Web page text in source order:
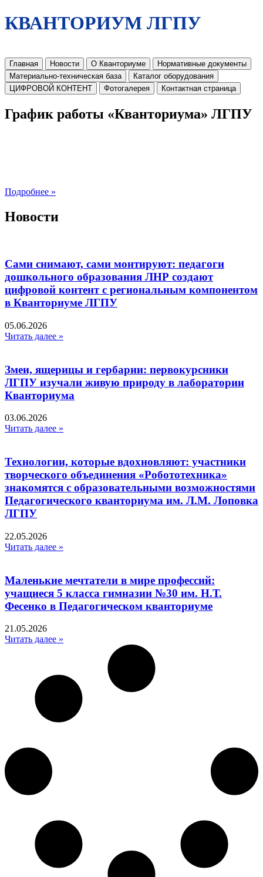
КВАНТОРИУМ ЛГПУ
Главная Новости О Кванториуме
Нормативные документы
Материально-техническая база
Каталог оборудования
ЦИФРОВОЙ КОНТЕНТ
Фотогалерея Контактная страница
График работы «Кванториума» ЛГПУ
Подробнее »
Новости
Сами снимают, сами монтируют: педагоги
дошкольного образования ЛНР создают
цифровой контент с региональным компонентом
в Кванториуме ЛГПУ​
05.06.2026
Читать далее »
Змеи, ящерицы и гербарии: первокурсники
ЛГПУ изучали живую природу в лаборатории
Кванториума
03.06.2026
Читать далее »
Технологии, которые вдохновляют: участники
творческого объединения «Робототехника»
знакомятся с образовательными возможностями
Педагогического кванториума им. Л.М. Лоповка
ЛГПУ
22.05.2026
Читать далее »
Маленькие мечтатели в мире профессий:
учащиеся 5 класса гимназии №30 им. Н.Т.
Фесенко в Педагогическом кванториуме
21.05.2026
Читать далее »